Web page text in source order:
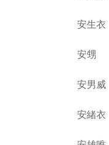
安生衣
安甥
安男威
安緒衣